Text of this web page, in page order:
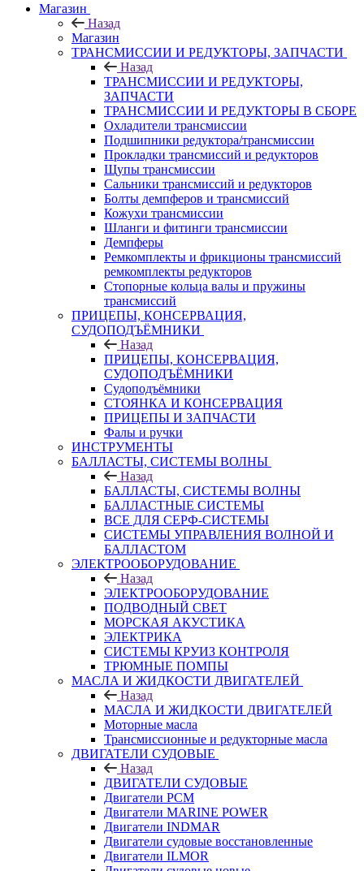
Магазин
Назад
Магазин
ТРАНСМИССИИ И РЕДУКТОРЫ, ЗАПЧАСТИ
Назад
ТРАНСМИССИИ И РЕДУКТОРЫ,
ЗАПЧАСТИ
ТРАНСМИССИИ И РЕДУКТОРЫ В СБОРЕ
Охладители трансмиссии
Подшипники редуктора/трансмиссии
Прокладки трансмиссий и редукторов
Щупы трансмиссии
Сальники трансмиссий и редукторов
Болты демпферов и трансмиссий
Кожухи трансмиссии
Шланги и фитинги трансмиссии
Демпферы
Ремкомплекты и фрикционы трансмиссий
ремкомплекты редукторов
Стопорные кольца валы и пружины
трансмиссий
ПРИЦЕПЫ, КОНСЕРВАЦИЯ,
СУДОПОДЪЁМНИКИ
Назад
ПРИЦЕПЫ, КОНСЕРВАЦИЯ,
СУДОПОДЪЁМНИКИ
Судоподъёмники
СТОЯНКА И КОНСЕРВАЦИЯ
ПРИЦЕПЫ И ЗАПЧАСТИ
Фалы и ручки
ИНСТРУМЕНТЫ
БАЛЛАСТЫ, СИСТЕМЫ ВОЛНЫ
Назад
БАЛЛАСТЫ, СИСТЕМЫ ВОЛНЫ
БАЛЛАСТНЫЕ СИСТЕМЫ
ВСЕ ДЛЯ СЕРФ-СИСТЕМЫ
СИСТЕМЫ УПРАВЛЕНИЯ ВОЛНОЙ И
БАЛЛАСТОМ
ЭЛЕКТРООБОРУДОВАНИЕ
Назад
ЭЛЕКТРООБОРУДОВАНИЕ
ПОДВОДНЫЙ СВЕТ
МОРСКАЯ АКУСТИКА
ЭЛЕКТРИКА
СИСТЕМЫ КРУИЗ КОНТРОЛЯ
ТРЮМНЫЕ ПОМПЫ
МАСЛА И ЖИДКОСТИ ДВИГАТЕЛЕЙ
Назад
МАСЛА И ЖИДКОСТИ ДВИГАТЕЛЕЙ
Моторные масла
Трансмиссионные и редукторные масла
ДВИГАТЕЛИ СУДОВЫЕ
Назад
ДВИГАТЕЛИ СУДОВЫЕ
Двигатели PCM
Двигатели MARINE POWER
Двигатели INDMAR
Двигатели судовые восстановленные
Двигатели ILMOR